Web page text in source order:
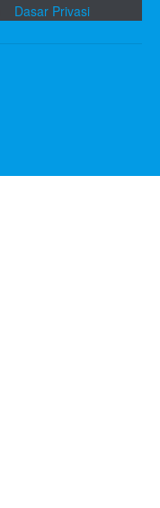
Dasar Privasi